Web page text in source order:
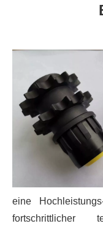
eine
fortschrittlicher